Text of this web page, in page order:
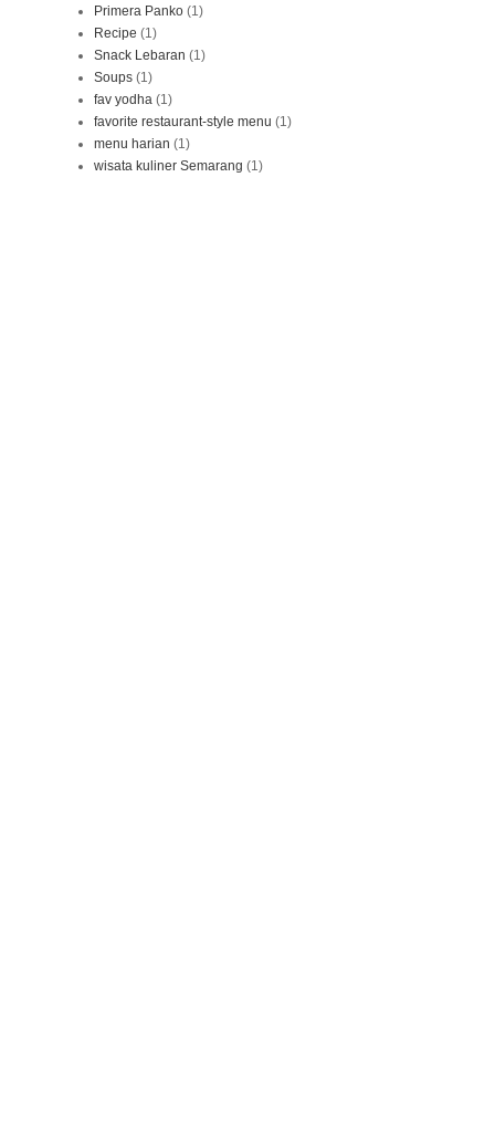
Primera Panko (1)
Recipe (1)
Snack Lebaran (1)
Soups (1)
fav yodha (1)
favorite restaurant-style menu (1)
menu harian (1)
wisata kuliner Semarang (1)